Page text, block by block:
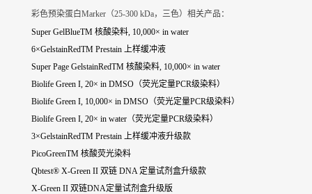
彩色预染蛋白Marker（25-300 kDa，三色）相关产品：
Super GelBlueTM 核酸染料, 10,000× in water
6×GelstainRedTM Prestain 上样缓冲液
Super Page GelstainRedTM 核酸染料, 10,000× in water
Biolife Green I, 20× in DMSO（荧光定量PCR级染料）
Biolife Green I, 10,000× in DMSO（荧光定量PCR级染料）
Biolife Green I, 20× in water（荧光定量PCR级染料）
3×GelstainRedTM Prestain 上样缓冲液升级款
PicoGreenTM 核酸荧光染料
Qbtest® X-Green II 双链 DNA 定量试剂盒升级款
X-Green II 双链DNA定量试剂盒升级版